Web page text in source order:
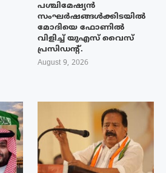
പശ്ചിമേഷ്യന്‍
സംഘര്‍ഷങ്ങള്‍ക്കിടയിൽ
മോദിയെ ഫോണില്‍
വിളിച്ച് യുഎസ് വൈസ്
പ്രസിഡന്റ്.
August 9, 2026